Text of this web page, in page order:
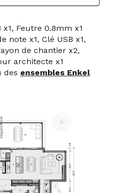
x1, Feutre 0.8mm x1
note x1, Clé USB x1,
de chantier x2,
architecte x1
des ensembles Enkel